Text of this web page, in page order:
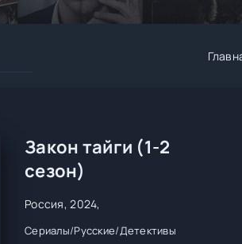
Закон тайги (1-2
сезон)
Россия, 2024,
Сериалы/Русские/Детективы